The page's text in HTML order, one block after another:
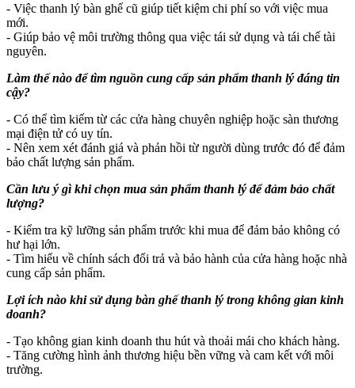
- Việc thanh lý bàn ghế cũ giúp tiết kiệm chi phí so với việc mua
mới.
- Giúp bảo vệ môi trường thông qua việc tái sử dụng và tái chế tài
nguyên.
Làm thế nào để tìm nguồn cung cấp sản phẩm thanh lý đáng tin
cậy?
- Có thể tìm kiếm từ các cửa hàng chuyên nghiệp hoặc sàn thương
mại điện tử có uy tín.
- Nên xem xét đánh giá và phản hồi từ người dùng trước đó để đảm
bảo chất lượng sản phẩm.
Cần lưu ý gì khi chọn mua sản phẩm thanh lý để đảm bảo chất
lượng?
- Kiểm tra kỹ lưỡng sản phẩm trước khi mua để đảm bảo không có
hư hại lớn.
- Tìm hiểu về chính sách đổi trả và bảo hành của cửa hàng hoặc nhà
cung cấp sản phẩm.
Lợi ích nào khi sử dụng bàn ghế thanh lý trong không gian kinh
doanh?
- Tạo không gian kinh doanh thu hút và thoải mái cho khách hàng.
- Tăng cường hình ảnh thương hiệu bền vững và cam kết với môi
trường.